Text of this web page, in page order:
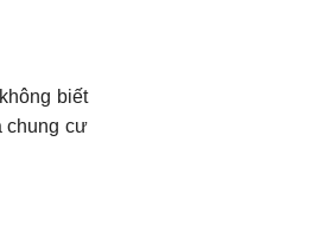
biết
chung cư